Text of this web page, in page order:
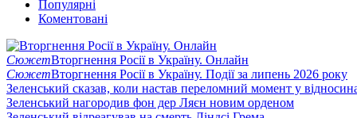
Популярні
Коментовані
СюжетВторгнення Росії в Україну. Онлайн
СюжетВторгнення Росії в Україну. Події за липень 2026 року
Зеленський сказав, коли настав переломний момент у
Зеленський нагородив фон дер Ляєн новим орденом